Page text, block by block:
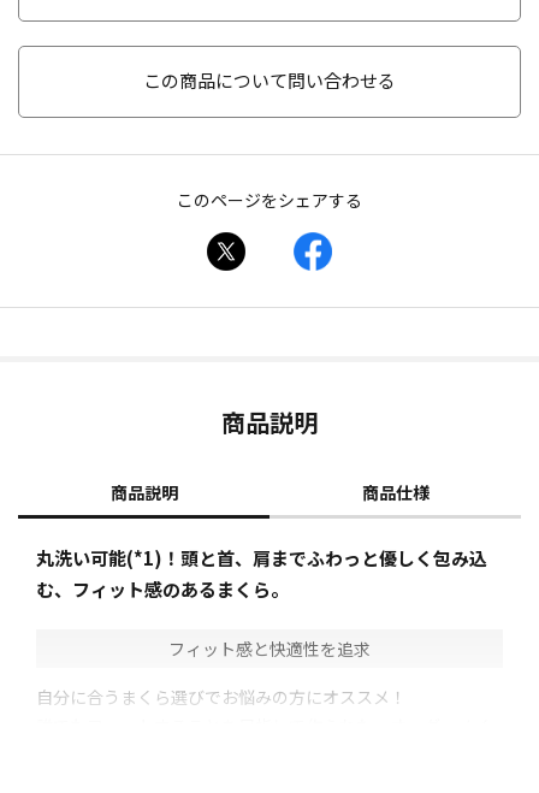
この商品について問い合わせる
このページをシェアする
商品説明
商品説明 商品仕様
丸洗い可能(*1)！頭と首、肩までふわっと優しく包み込
む、フィット感のあるまくら。
フィット感と快適性を追求
自分に合うまくら選びでお悩みの方にオススメ！